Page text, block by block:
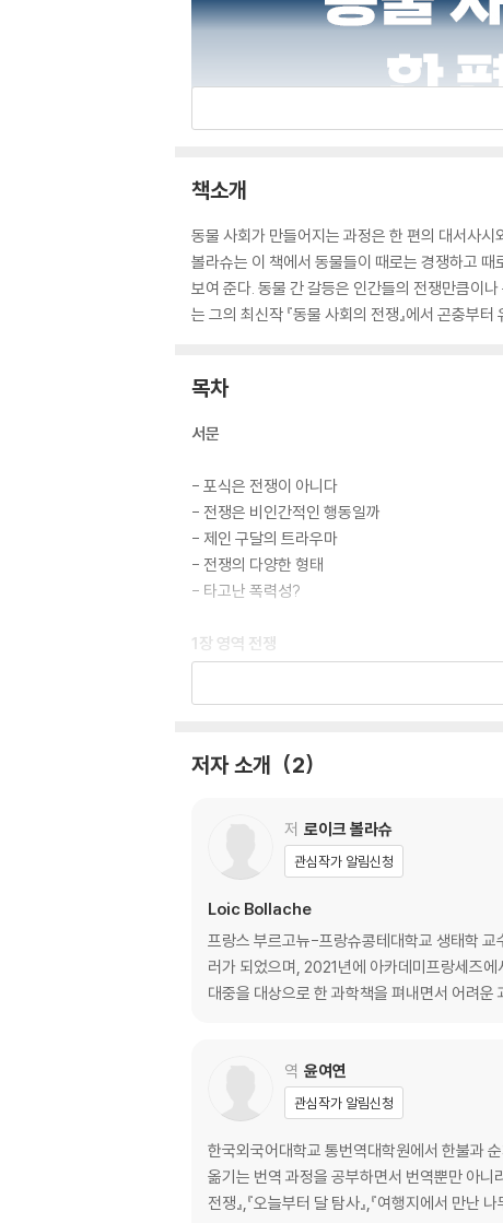
책소개
동물 사회가 만들어지는 과정은 한 편의 대서사
볼라슈는 이 책에서 동물들이 때로는 경쟁하고
보여 준다. 동물 간 갈등은 인간들의 전쟁만큼이
는 그의 최신작 『동물 사회의 전쟁』에서 곤충부
목차
서문
- 포식은 전쟁이 아니다
- 전쟁은 비인간적인 행동일까
- 제인 구달의 트라우마
- 전쟁의 다양한 형태
- 타고난 폭력성?
1장 영역 전쟁
- 줄무늬몽구스 전사들, 그뿐 아니라
- 수컷들의 복수
- 자신의 무리를 보살피다
- 패배의 맛
2장 암수 전쟁
- 새끼 살해 위험에 맞선 암컷들
- 폭력적인 돌고래 플리퍼
- 암컷 하이에나 괴롭히기
- 오리들의 강제 교미
- 불한당 아델리펭귄
- 종들 사이의 특수한 강제 교미 사례
- 일본원숭이와 꽃사슴
저자 소개 2
저 로이크 볼라슈
관심작가 알림신청
Loic Bollache
프랑스 부르고뉴-프랑슈콩테대학교 생태학 교
러가 되었으며, 2021년에 아카데미프랑세즈에
대중을 대상으로 한 과학책을 펴내면서 어려
역 윤여연
관심작가 알림신청
한국외국어대학교 통번역대학원에서 한불과
옮기는 번역 과정을 공부하면서 번역뿐만 아니
전쟁』,『오늘부터 달 탐사』,『여행지에서 만난